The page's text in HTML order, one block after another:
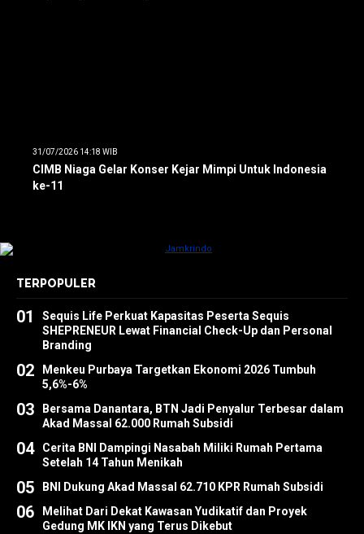
31/07/2026 14:18 WIB
CIMB Niaga Gelar Konser Kejar Mimpi Untuk Indonesia
ke-11
TERPOPULER
01
Sequis Life Perkuat Kapasitas Peserta Sequis
SHEPRENEUR Lewat Financial Check-Up dan Personal
Branding
02
Menkeu Purbaya Targetkan Ekonomi 2026 Tumbuh
5,6%-6%
03
Bersama Danantara, BTN Jadi Penyalur Terbesar dalam
Akad Massal 62.000 Rumah Subsidi
04
Cerita BNI Dampingi Nasabah Miliki Rumah Pertama
Setelah 14 Tahun Menikah
05 BNI Dukung Akad Massal 62.710 KPR Rumah Subsidi
06
Melihat Dari Dekat Kawasan Yudikatif dan Proyek
Gedung MK IKN yang Terus Dikebut